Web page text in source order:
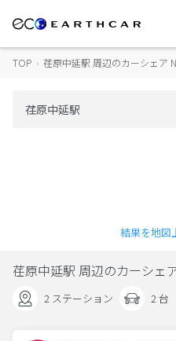
TOP › 荏原中延駅 周辺のカーシェア
結果を地図
荏原中延駅 周辺のカーシェ
2 ステーション 2 台